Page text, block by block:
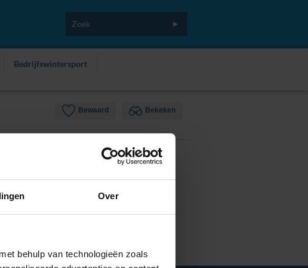
Over
behulp van technologieën zoals
Bedrijfswintersport
Bewaard Bekeken